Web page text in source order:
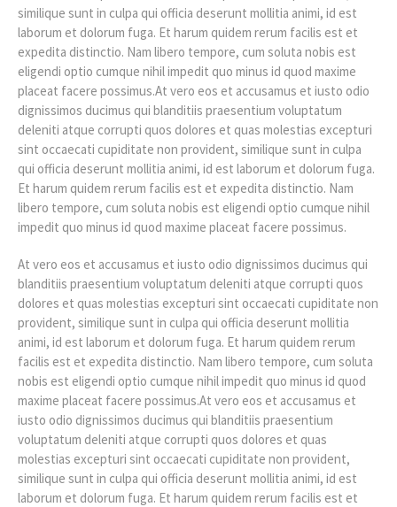
similique sunt in culpa qui officia deserunt mollitia animi, id est
laborum et dolorum fuga. Et harum quidem rerum facilis est et
expedita distinctio. Nam libero tempore, cum soluta nobis est
eligendi optio cumque nihil impedit quo minus id quod maxime
placeat facere possimus.At vero eos et accusamus et iusto odio
dignissimos ducimus qui blanditiis praesentium voluptatum
deleniti atque corrupti quos dolores et quas molestias excepturi
sint occaecati cupiditate non provident, similique sunt in culpa
qui officia deserunt mollitia animi, id est laborum et dolorum fuga.
Et harum quidem rerum facilis est et expedita distinctio. Nam
libero tempore, cum soluta nobis est eligendi optio cumque nihil
impedit quo minus id quod maxime placeat facere possimus.
At vero eos et accusamus et iusto odio dignissimos ducimus qui
blanditiis praesentium voluptatum deleniti atque corrupti quos
dolores et quas molestias excepturi sint occaecati cupiditate non
provident, similique sunt in culpa qui officia deserunt mollitia
animi, id est laborum et dolorum fuga. Et harum quidem rerum
facilis est et expedita distinctio. Nam libero tempore, cum soluta
nobis est eligendi optio cumque nihil impedit quo minus id quod
maxime placeat facere possimus.At vero eos et accusamus et
iusto odio dignissimos ducimus qui blanditiis praesentium
voluptatum deleniti atque corrupti quos dolores et quas
molestias excepturi sint occaecati cupiditate non provident,
similique sunt in culpa qui officia deserunt mollitia animi, id est
laborum et dolorum fuga. Et harum quidem rerum facilis est et